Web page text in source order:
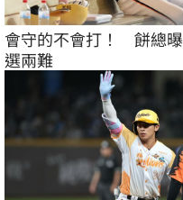
會守的不會打！　餅總
選兩難